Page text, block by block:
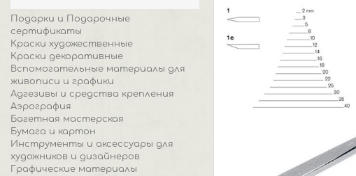
Подарки и Подарочные
сертификаты
Краски художественные
Краски декоративные
Вспомогательные материалы для
живописи и графики
Адгезивы и средства крепления
Аэрография
Багетная мастерская
Бумага и картон
Инструменты и аксессуары для
художников и дизайнеров
Графические материалы